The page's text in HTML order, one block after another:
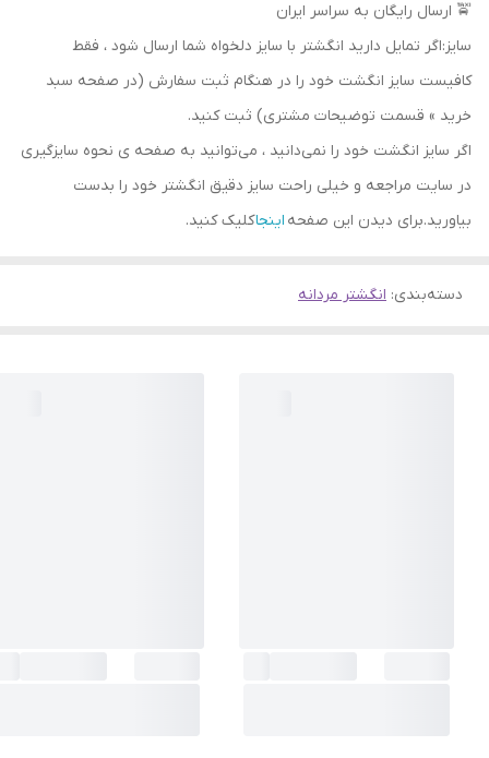
🚖 ارسال رایگان به سراسر ایران
سایز:اگر تمایل دارید انگشتر با سایز دلخواه شما ارسال شود ، فقط
کافیست سایز انگشت خود را در هنگام ثبت سفارش (در صفحه سبد
خرید » قسمت توضیحات مشتری) ثبت کنید.
اگر سایز انگشت خود را نمی‌دانید ، می‌توانید به صفحه ی نحوه سایزگیری
در سایت مراجعه و خیلی راحت سایز دقیق انگشتر خود را بدست
بیاورید.برای دیدن این صفحه اینجاکلیک کنید.
دسته‌بندی: انگشتر مردانه